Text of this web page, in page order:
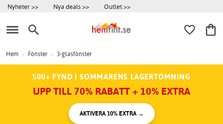
Nyheter >> Nya deals >> Outlet >>
Hem > Fönster > 3-glasfönster
500+ FYND I SOMMARENS LAGERTÖMNING
UPP TILL 70% RABATT + 10% EXTRA
AKTIVERA 10% EXTRA →